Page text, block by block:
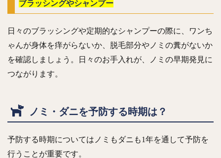
ブラッシングやシャンプー
日々のブラッシングや定期的なシャンプーの際に、ワンち
ゃんが身体を痒がらないか、脱毛部分やノミの糞がないか
を確認しましょう。日々のお手入れが、ノミの早期発見に
つながります。
ノミ・ダニを予防する時期は？
予防する時期についてはノミもダニも1年を通して予防を
行うことが重要です。